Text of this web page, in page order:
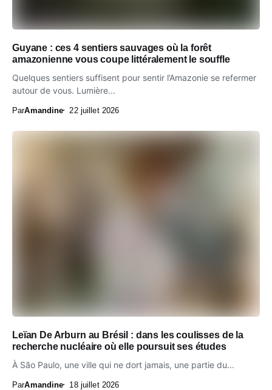
Guyane : ces 4 sentiers sauvages où la forêt
amazonienne vous coupe littéralement le souffle
Quelques sentiers suffisent pour sentir l’Amazonie se refermer
autour de vous. Lumière...
ParAmandine 22 juillet 2026
Leïan De Arburn au Brésil : dans les coulisses de la
recherche nucléaire où elle poursuit ses études
À São Paulo, une ville qui ne dort jamais, une partie du...
ParAmandine 18 juillet 2026